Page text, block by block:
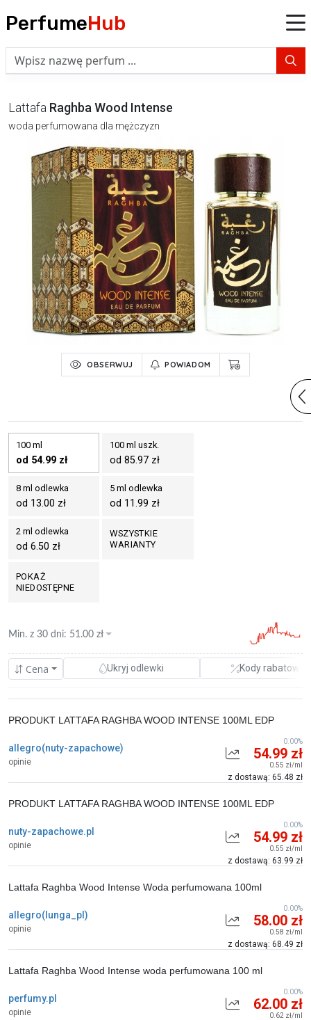
PerfumeHub
Lattafa Raghba Wood Intense
woda perfumowana dla mężczyzn
OBSERWUJ POWIADOM
100 ml
od 54.99 zł
100 ml uszk.
od 85.97 zł
8 ml odlewka
od 13.00 zł
5 ml odlewka
od 11.99 zł
2 ml odlewka
od 6.50 zł
WSZYSTKIE
WARIANTY
POKAŻ
NIEDOSTĘPNE
Cena Ukryj odlewki Kody rabatowe
Min. z 30 dni: 51.00 zł
allegro(nuty-zapachowe)
opinie
PRODUKT LATTAFA RAGHBA WOOD INTENSE 100ML EDP
54.99 zł
0.55 zł/ml
z dostawą: 65.48 zł
0.00%
nuty-zapachowe.pl
opinie
PRODUKT LATTAFA RAGHBA WOOD INTENSE 100ML EDP
54.99 zł
0.55 zł/ml
z dostawą: 63.99 zł
0.00%
allegro(lunga_pl)
opinie
Lattafa Raghba Wood Intense Woda perfumowana 100ml
58.00 zł
0.58 zł/ml
z dostawą: 68.49 zł
0.00%
perfumy.pl
opinie
Lattafa Raghba Wood Intense woda perfumowana 100 ml
62.00 zł
0.62 zł/ml
0.00%